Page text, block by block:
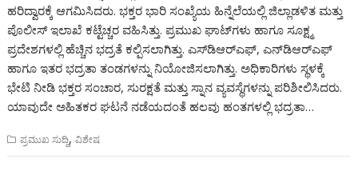
ಹರಿದ್ವಾರಕ್ಕೆ ಆಗಮಿಸಿದರು. ಭಕ್ತರ ಭಾರಿ ಸಂಖ್ಯೆಯ ಹಿನ್ನೆಲೆಯಲ್ಲಿ ಜಿಲ್ಲಾಡಳಿತ ಮತ್ತು
ಪೊಲೀಸ್ ಇಲಾಖೆ ಕಟ್ಟೆಚ್ಚರ ವಹಿಸಿತ್ತು. ಪ್ರಮುಖ ಘಾಟ್‌ಗಳು ಹಾಗೂ ಸೂಕ್ಷ್ಮ
ಪ್ರದೇಶಗಳಲ್ಲಿ ಹೆಚ್ಚಿನ ಭದ್ರತೆ ಕಲ್ಪಿಸಲಾಗಿತ್ತು. ಎಸ್‌ಡಿಆರ್‌ಎಫ್, ಎನ್‌ಡಿಆರ್‌ಎಫ್
ಹಾಗೂ ಇತರ ಭದ್ರತಾ ತಂಡಗಳನ್ನು ನಿಯೋಜಿಸಲಾಗಿತ್ತು. ಅಧಿಕಾರಿಗಳು ಸ್ಥಳಕ್ಕೆ
ಭೇಟಿ ನೀಡಿ ಭಕ್ತರ ಸಂಚಾರ, ಸುರಕ್ಷತೆ ಮತ್ತು ಸ್ನಾನ ವ್ಯವಸ್ಥೆಗಳನ್ನು ಪರಿಶೀಲಿಸಿದರು.
ಯಾವುದೇ ಅಹಿತಕರ ಘಟನೆ ನಡೆಯದಂತೆ ಹಲವು ಹಂತಗಳಲ್ಲಿ ಭದ್ರತಾ…
ಪ್ರಮುಖ ಸುದ್ದಿ,ವಿಶೇಷ